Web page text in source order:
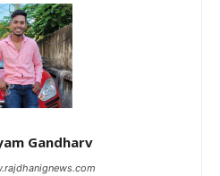
Gandharv